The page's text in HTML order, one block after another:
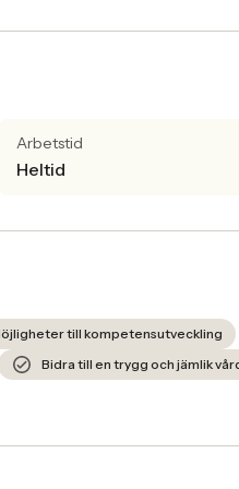
Arbetstid
Heltid
till kompetensutveckling
Bidra till en trygg och jämlik